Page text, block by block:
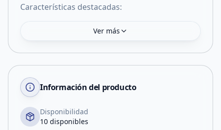
Características destacadas:
Ver más
Información del producto
Disponibilidad
10 disponibles